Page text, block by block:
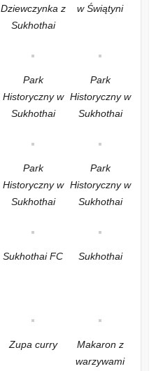
Dziewczynka z
Sukhothai
w Świątyni
Park
Historyczny w
Sukhothai
Park
Historyczny w
Sukhothai
Park
Historyczny w
Sukhothai
Park
Historyczny w
Sukhothai
Sukhothai FC Sukhothai
Zupa curry
Makaron z
warzywami